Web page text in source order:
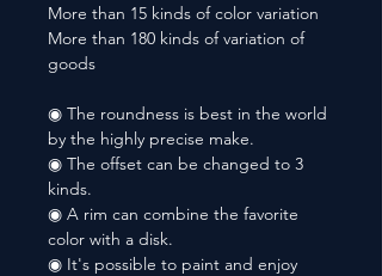
More than 15 kinds of color variation
More than 180 kinds of variation of
goods
◉ The roundness is best in the world
by the highly precise make.
◉ The offset can be changed to 3
kinds.
◉ A rim can combine the favorite
color with a disk.
◉ It's possible to paint and enjoy